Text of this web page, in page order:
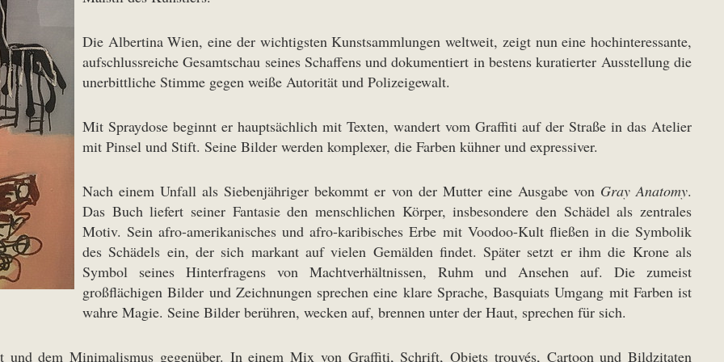
Die Albertina Wien, eine der wichtigsten Kunstsammlungen weltweit, zeigt nun eine hochinteressante,
aufschlussreiche Gesamtschau seines Schaffens und dokumentiert in bestens kuratierter Ausstellung die
unerbittliche Stimme gegen weiße Autorität und Polizeigewalt.
Mit Spraydose beginnt er hauptsächlich mit Texten, wandert vom Graffiti auf der Straße in das Atelier
mit Pinsel und Stift. Seine Bilder werden komplexer, die Farben kühner und expressiver.
Nach einem Unfall als Siebenjähriger bekommt er von der Mutter eine Ausgabe von Gray Anatomy.
Das Buch liefert seiner Fantasie den menschlichen Körper, insbesondere den Schädel als zentrales
Motiv. Sein afro-amerikanisches und afro-karibisches Erbe mit Voodoo-Kult fließen in die Symbolik
des Schädels ein, der sich markant auf vielen Gemälden findet. Später setzt er ihm die Krone als
Symbol seines Hinterfragens von Machtverhältnissen, Ruhm und Ansehen auf. Die zumeist
großflächigen Bilder und Zeichnungen sprechen eine klare Sprache, Basquiats Umgang mit Farben ist
wahre Magie. Seine Bilder berühren, wecken auf, brennen unter der Haut, sprechen für sich.
und dem Minimalismus gegenüber. In einem Mix von Graffiti, Schrift, Objets trouvés, Cartoon und Bildzitaten